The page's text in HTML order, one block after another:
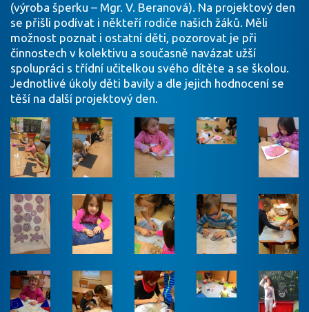
(výroba šperku – Mgr. V. Beranová). Na projektový den
se přišli podívat i někteří rodiče našich žáků. Měli
možnost poznat i ostatní děti, pozorovat je při
činnostech v kolektivu a současně navázat užší
spolupráci s třídní učitelkou svého dítěte a se školou.
Jednotlivé úkoly děti bavily a dle jejich hodnocení se
těší na další projektový den.